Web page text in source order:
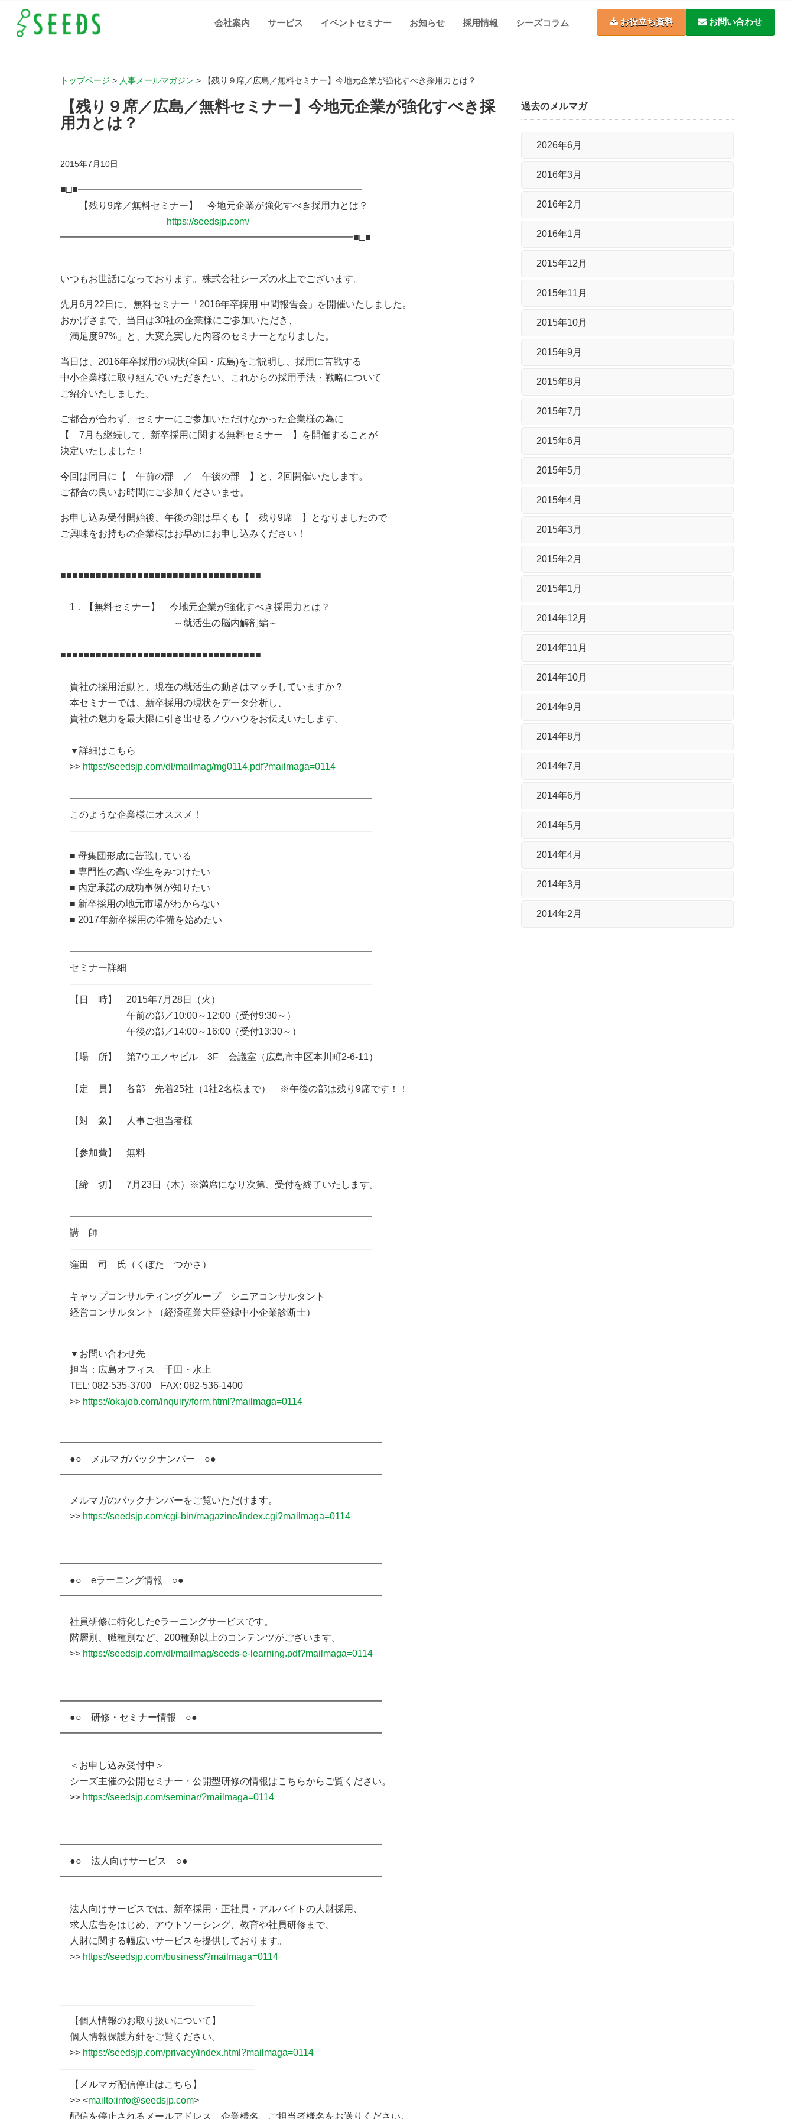
会社案内 サービス イベントセミナー お知らせ 採用情報 シーズコラム お役立ち資料 お問い合わせ
トップページ > 人事メールマガジン > 【残り９席／広島／無料セミナー】今地元企業が強化すべき採用力とは？
【残り９席／広島／無料セミナー】今地元企業が強化すべき採
用力とは？
2015年7月10日
■□■━━━━━━━━━━━━━━━━━━━━━━━━━━━━━━
【残り9席／無料セミナー】 今地元企業が強化すべき採用力とは？
https://seedsjp.com/
━━━━━━━━━━━━━━━━━━━━━━━━━━━━━━━■□■
いつもお世話になっております。株式会社シーズの水上でございます。
先月6月22日に、無料セミナー「2016年卒採用 中間報告会」を開催いたしました。
おかげさまで、当日は30社の企業様にご参加いただき、
「満足度97%」と、大変充実した内容のセミナーとなりました。
当日は、2016年卒採用の現状(全国・広島)をご説明し、採用に苦戦する
中小企業様に取り組んでいただきたい、これからの採用手法・戦略について
ご紹介いたしました。
ご都合が合わず、セミナーにご参加いただけなかった企業様の為に
【 7月も継続して、新卒採用に関する無料セミナー 】を開催することが
決定いたしました！
今回は同日に【 午前の部 ／ 午後の部 】と、2回開催いたします。
ご都合の良いお時間にご参加くださいませ。
お申し込み受付開始後、午後の部は早くも【 残り9席 】となりましたので
ご興味をお持ちの企業様はお早めにお申し込みください！
■■■■■■■■■■■■■■■■■■■■■■■■■■■■■■■■■■
1．【無料セミナー】 今地元企業が強化すべき採用力とは？
～就活生の脳内解剖編～
■■■■■■■■■■■■■■■■■■■■■■■■■■■■■■■■■■
貴社の採用活動と、現在の就活生の動きはマッチしていますか？
本セミナーでは、新卒採用の現状をデータ分析し、
貴社の魅力を最大限に引き出せるノウハウをお伝えいたします。
▼詳細はこちら
>> https://seedsjp.com/dl/mailmag/mg0114.pdf?mailmaga=0114
━━━━━━━━━━━━━━━━━━━━━━━━━━━━━━━━
このような企業様にオススメ！
――――――――――――――――――――――――――――――――
■ 母集団形成に苦戦している
■ 専門性の高い学生をみつけたい
■ 内定承諾の成功事例が知りたい
■ 新卒採用の地元市場がわからない
■ 2017年新卒採用の準備を始めたい
━━━━━━━━━━━━━━━━━━━━━━━━━━━━━━━━
セミナー詳細
――――――――――――――――――――――――――――――――
【日 時】 2015年7月28日（火）
午前の部／10:00～12:00（受付9:30～）
午後の部／14:00～16:00（受付13:30～）
【場 所】 第7ウエノヤビル 3F 会議室（広島市中区本川町2-6-11）
【定 員】 各部 先着25社（1社2名様まで） ※午後の部は残り9席です！！
【対 象】 人事ご担当者様
【参加費】 無料
【締 切】 7月23日（木）※満席になり次第、受付を終了いたします。
━━━━━━━━━━━━━━━━━━━━━━━━━━━━━━━━
講 師
――――――――――――――――――――――――――――――――
窪田 司 氏（くぼた つかさ）
キャップコンサルティンググループ シニアコンサルタント
経営コンサルタント（経済産業大臣登録中小企業診断士）
▼お問い合わせ先
担当：広島オフィス 千田・水上
TEL: 082-535-3700 FAX: 082-536-1400
>> https://okajob.com/inquiry/form.html?mailmaga=0114
━━━━━━━━━━━━━━━━━━━━━━━━━━━━━━━━━━
●○ メルマガバックナンバー ○●
━━━━━━━━━━━━━━━━━━━━━━━━━━━━━━━━━━
メルマガのバックナンバーをご覧いただけます。
>> https://seedsjp.com/cgi-bin/magazine/index.cgi?mailmaga=0114
━━━━━━━━━━━━━━━━━━━━━━━━━━━━━━━━━━
●○ eラーニング情報 ○●
━━━━━━━━━━━━━━━━━━━━━━━━━━━━━━━━━━
社員研修に特化したeラーニングサービスです。
階層別、職種別など、200種類以上のコンテンツがございます。
>> https://seedsjp.com/dl/mailmag/seeds-e-learning.pdf?mailmaga=0114
━━━━━━━━━━━━━━━━━━━━━━━━━━━━━━━━━━
●○ 研修・セミナー情報 ○●
━━━━━━━━━━━━━━━━━━━━━━━━━━━━━━━━━━
＜お申し込み受付中＞
シーズ主催の公開セミナー・公開型研修の情報はこちらからご覧ください。
>> https://seedsjp.com/seminar/?mailmaga=0114
━━━━━━━━━━━━━━━━━━━━━━━━━━━━━━━━━━
●○ 法人向けサービス ○●
━━━━━━━━━━━━━━━━━━━━━━━━━━━━━━━━━━
法人向けサービスでは、新卒採用・正社員・アルバイトの人財採用、
求人広告をはじめ、アウトソーシング、教育や社員研修まで、
人財に関する幅広いサービスを提供しております。
>> https://seedsjp.com/business/?mailmaga=0114
————————————————————–
【個人情報のお取り扱いについて】
個人情報保護方針をご覧ください。
>> https://seedsjp.com/privacy/index.html?mailmaga=0114
————————————————————–
【メルマガ配信停止はこちら】
>> <mailto:info@seedsjp.com>
配信を停止されるメールアドレス、企業様名、ご担当者様名をお送りください。
過去のメルマガ
2026年6月
2016年3月
2016年2月
2016年1月
2015年12月
2015年11月
2015年10月
2015年9月
2015年8月
2015年7月
2015年6月
2015年5月
2015年4月
2015年3月
2015年2月
2015年1月
2014年12月
2014年11月
2014年10月
2014年9月
2014年8月
2014年7月
2014年6月
2014年5月
2014年4月
2014年3月
2014年2月